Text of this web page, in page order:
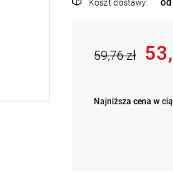
Koszt dostawy:
59,76 zł
Najniższa cena w